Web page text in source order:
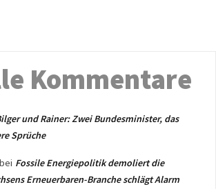
Kommentare
und Rainer: Zwei Bundesminister, das
Sprüche
bei Fossile Energiepolitik demoliert die
Erneuerbaren-Branche schlägt Alarm